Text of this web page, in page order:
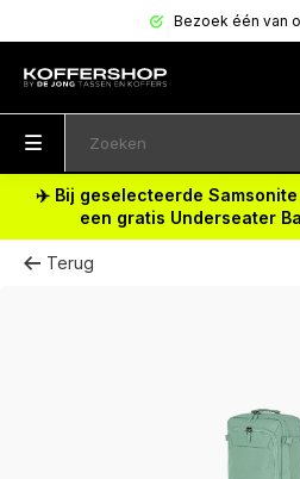
Bezoek één van
✈️ Bij geselecteerde
een gratis Underseater
Terug